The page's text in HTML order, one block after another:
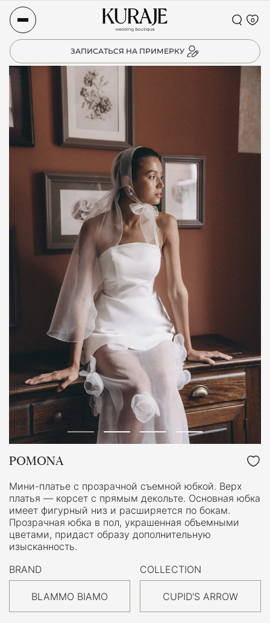
ЗАПИСАТЬСЯ НА ПРИМЕРКУ
0
POMONA
Мини-платье с прозрачной съемной юбкой. Верх
платья — корсет с прямым декольте. Основная юбка
имеет фигурный низ и расширяется по бокам.
Прозрачная юбка в пол, украшенная объемными
цветами, придаст образу дополнительную
изысканность.
BRAND
BLAMMO BIAMO
COLLECTION
CUPID'S ARROW